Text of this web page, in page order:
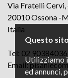
Questo
Utilizziamo
ed annunci,
Via Fratelli Cervi,
20010 Ossona -
Italia
Tel: 02 90384036
Email: